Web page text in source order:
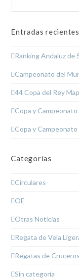
Entradas recientes
Ranking Andaluz de
Campeonato del
44 Copa del Rey
Copa y
Copa y
Categorías
Circulares
OE
Otras Noticias
Regata de Vela
Regatas de Cruceros
Sin categoría